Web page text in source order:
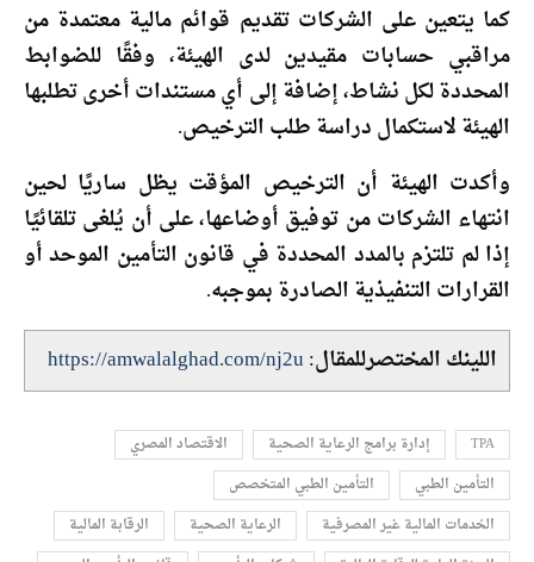
كما يتعين على الشركات تقديم قوائم مالية معتمدة من
مراقبي حسابات مقيدين لدى الهيئة، وفقًا للضوابط
المحددة لكل نشاط، إضافة إلى أي مستندات أخرى تطلبها
الهيئة لاستكمال دراسة طلب الترخيص.
وأكدت الهيئة أن الترخيص المؤقت يظل ساريًا لحين
انتهاء الشركات من توفيق أوضاعها، على أن يُلغى تلقائيًا
إذا لم تلتزم بالمدد المحددة في قانون التأمين الموحد أو
القرارات التنفيذية الصادرة بموجبه.
اللينك المختصرللمقال:https://amwalalghad.com/nj2u
TPA إدارة برامج الرعاية الصحية
الاقتصاد المصري
التأمين الطبي
التأمين الطبي المتخصص
الخدمات المالية غير المصرفية
الرعاية الصحية
الرقابة المالية